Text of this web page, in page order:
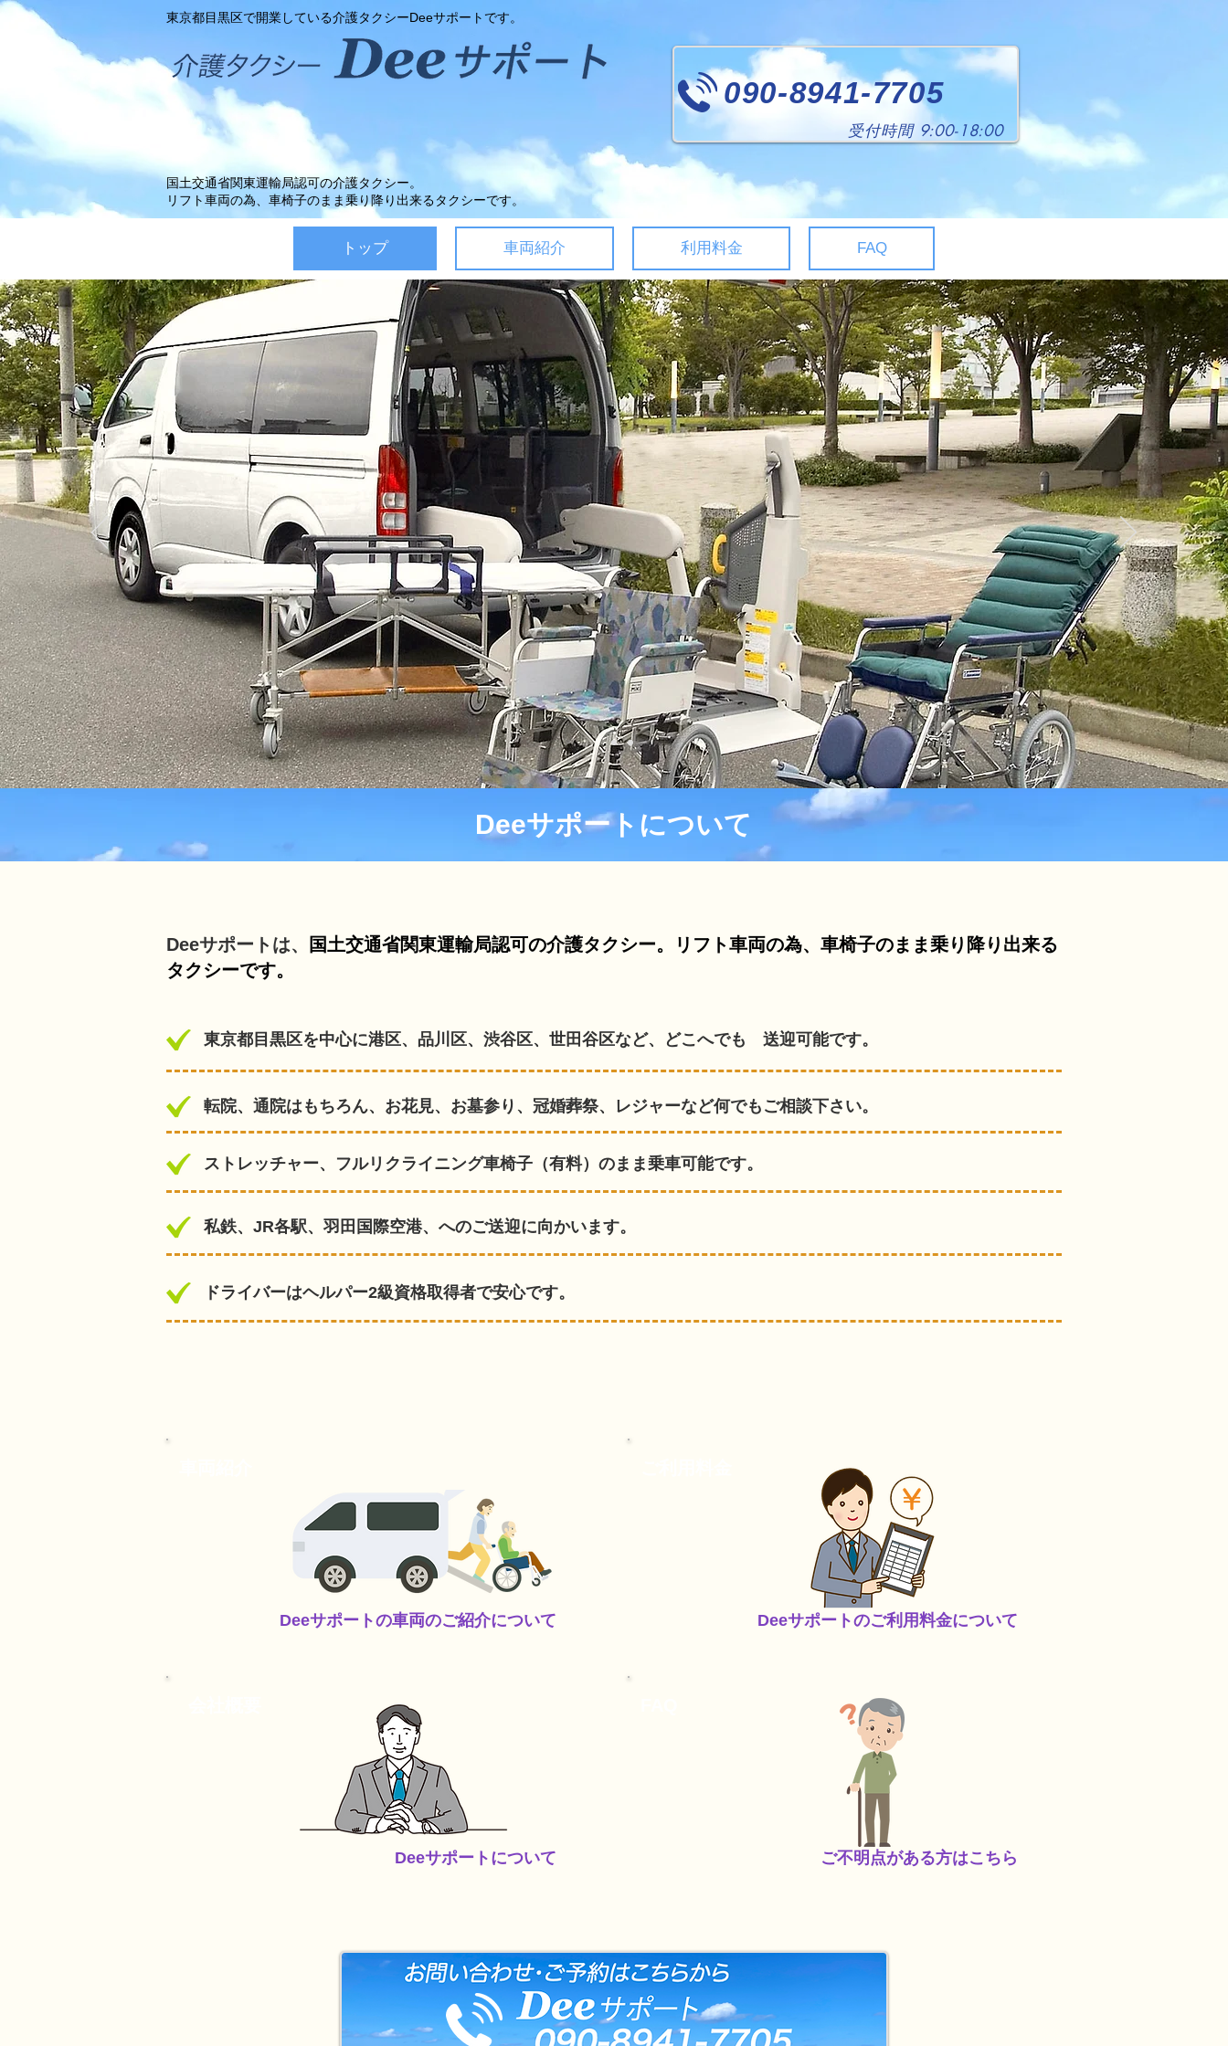
東京都目黒区で開業している介護タクシーDeeサポートです。
090-8941-7705
​受付時間 9:00-18:00
国土交通省関東運輸局認可の介護タクシー。
リフト車両の為、車椅子のまま乗り降り出来るタクシーです。
トップ 車両紹介 利用料金 FAQ
​Deeサポートについて
Deeサポートは、
国土交通省関東運輸局認可の介護タクシー。リフト車両の為、車椅子のまま乗り降り出来る
タクシーです。
東京都目黒区を中心に港区、品川区、渋谷区、世田谷区など、どこへでも 送迎可能です。
転院、通院はもちろん、お花見、お墓参り、冠婚葬祭、レジャーなど何でもご相談下さい。
ストレッチャー、フルリクライニング車椅子（有料）のまま乗車可能です。
私鉄、JR各駅、羽田国際空港、へのご送迎に向かいます。
ドライバーはヘルパー2級資格取得者で安心です。
Deeサポートの車両のご紹介について Deeサポートのご利用料金について
Deeサポートについて ご不明点がある方はこちら